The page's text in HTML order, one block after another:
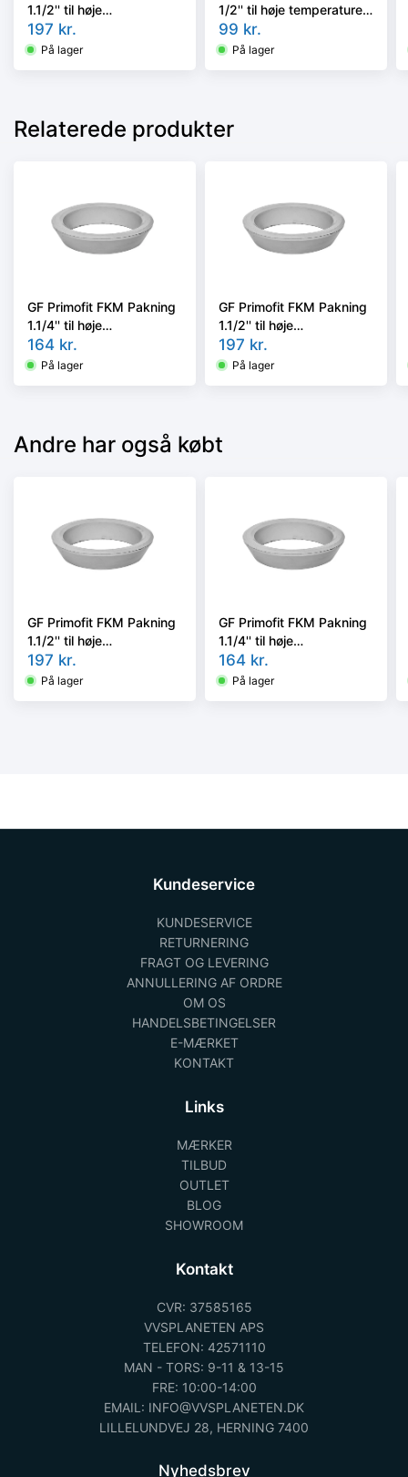
1.1/2'' til høje
temperaturer. Max. 150°
C
197 kr.
På lager
1/2'' til høje temperaturer.
Max. 150° C
99 kr.
På lager
Relaterede produkter
GF Primofit FKM Pakning
1.1/4'' til høje
temperaturer. Max. 150°
C
164 kr.
På lager
GF Primofit FKM Pakning
1.1/2'' til høje
temperaturer. Max. 150°
C
197 kr.
På lager
Andre har også købt
GF Primofit FKM Pakning
1.1/2'' til høje
temperaturer. Max. 150°
C
197 kr.
På lager
GF Primofit FKM Pakning
1.1/4'' til høje
temperaturer. Max. 150°
C
164 kr.
På lager
Kundeservice
KUNDESERVICE
RETURNERING
FRAGT OG LEVERING
ANNULLERING AF ORDRE
OM OS
HANDELSBETINGELSER
E-MÆRKET
KONTAKT
Links
MÆRKER
TILBUD
OUTLET
BLOG
SHOWROOM
Kontakt
CVR: 37585165
VVSPLANETEN APS
TELEFON: 42571110
MAN - TORS: 9-11 & 13-15
FRE: 10:00-14:00
EMAIL: INFO@VVSPLANETEN.DK
LILLELUNDVEJ 28, HERNING 7400
Nyhedsbrev